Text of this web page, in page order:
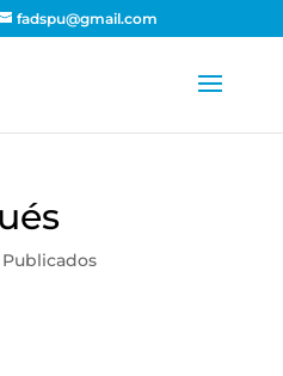
fadspu@gmail.com